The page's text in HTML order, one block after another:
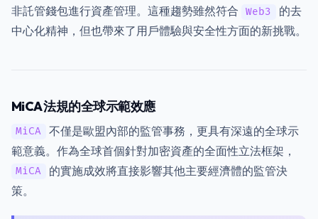
非託管錢包進行資產管理。這種趨勢雖然符合
Web3
的去
中心化精神，但也帶來了用戶體驗與安全性方面的新挑戰。
MiCA 法規的全球示範效應
MiCA
不僅是歐盟內部的監管事務，更具有深遠的全球示
範意義。作為全球首個針對加密資產的全面性立法框架，
MiCA
的實施成效將直接影響其他主要經濟體的監管決
策。